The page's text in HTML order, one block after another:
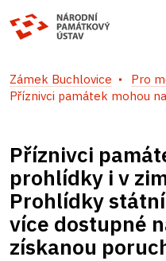
Zámek Buchlovice
Pro
Příznivci památek mohou
Příznivci
prohlídky i v
Prohlídky
více dostupné
získanou